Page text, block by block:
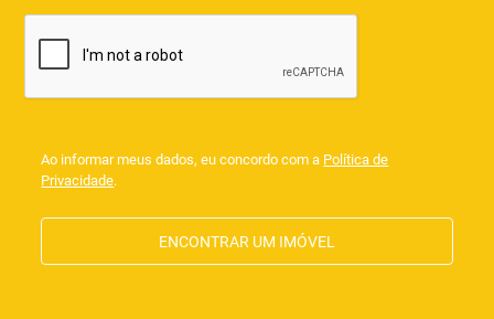
Ao informar meus dados, eu concordo com a Política de
Privacidade.
ENCONTRAR UM IMÓVEL